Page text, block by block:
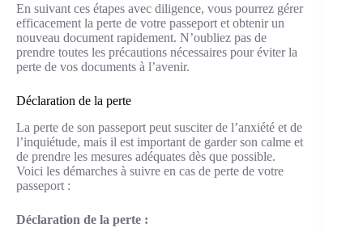
En suivant ces étapes avec diligence, vous pourrez gérer
efficacement la perte de votre passeport et obtenir un
nouveau document rapidement. N’oubliez pas de
prendre toutes les précautions nécessaires pour éviter la
perte de vos documents à l’avenir.
Déclaration de la perte
La perte de son passeport peut susciter de l’anxiété et de
l’inquiétude, mais il est important de garder son calme et
de prendre les mesures adéquates dès que possible.
Voici les démarches à suivre en cas de perte de votre
passeport :
Déclaration de la perte :